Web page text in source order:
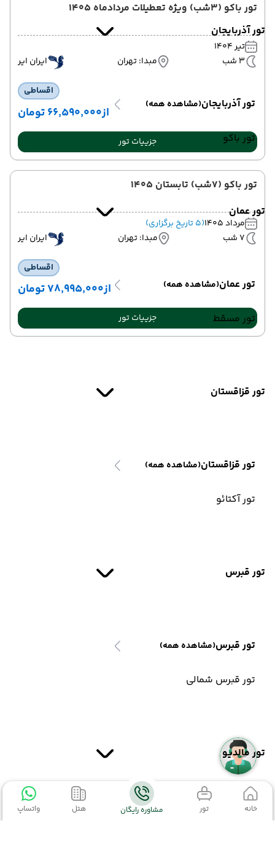
تور آذربایجان
تور آذربایجان(مشاهده همه)
تور باکو
تور عمان
تور عمان(مشاهده همه)
تور مسقط
تور قزاقستان
تور قزاقستان(مشاهده همه)
تور آکتائو
تور قبرس
تور قبرس(مشاهده همه)
تور قبرس شمالی
تور مالدیو
تور باکو (3شب) ویژه تعطیلات مردادماه 1405
تیر 1404
3 شب
مبدا: تهران ایران ایر
اقساطی
از۶۶٬۵۹۰٬۰۰۰ تومان
جزییات تور
تور باکو (7شب) تابستان 1405
مرداد 1405
(5 تاریخ برگزاری)
7 شب
مبدا: تهران ایران ایر
اقساطی
از۷۸٬۹۹۵٬۰۰۰ تومان
جزییات تور
خانه تور مشاوره رایگان هتل واتساپ